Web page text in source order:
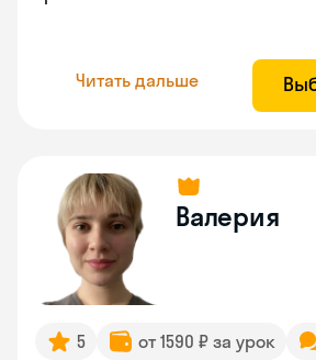
Читать дальше
Валерия
5 от 1590 ₽ за урок